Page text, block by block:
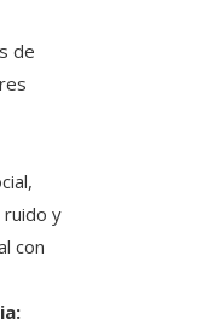
de
y
con